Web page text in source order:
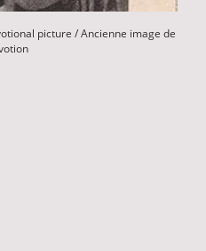
picture / Ancienne image de